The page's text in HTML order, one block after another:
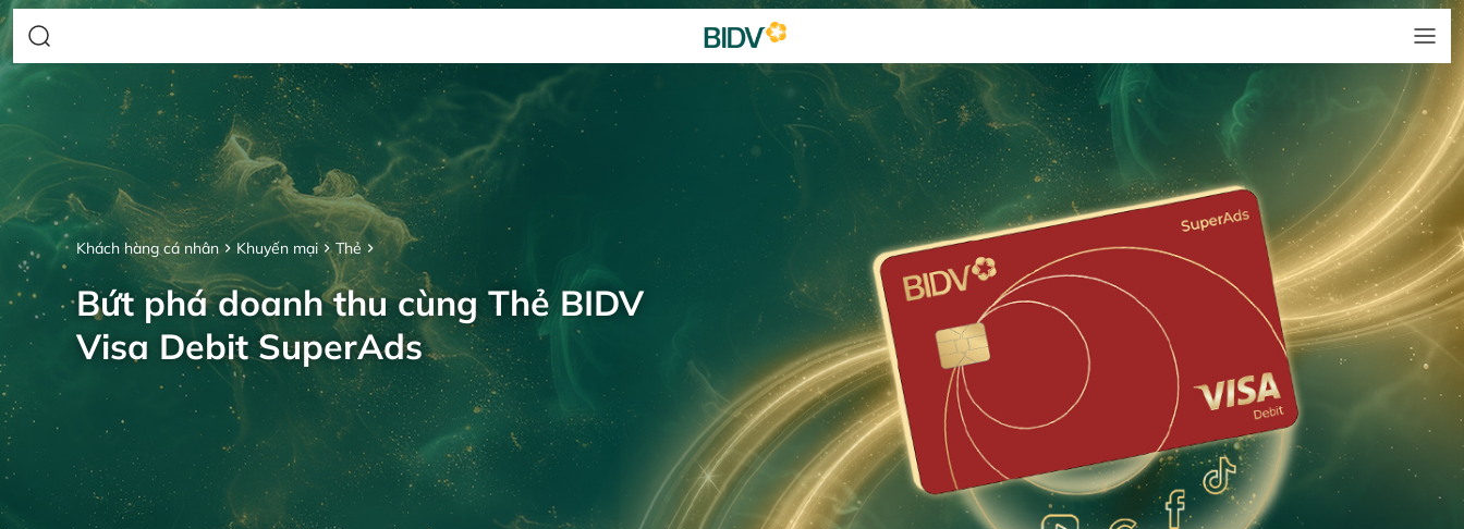
Khách hàng cá nhân Khuyến mại Thẻ
Bứt phá doanh thu cùng Thẻ BIDV
Visa Debit SuperAds